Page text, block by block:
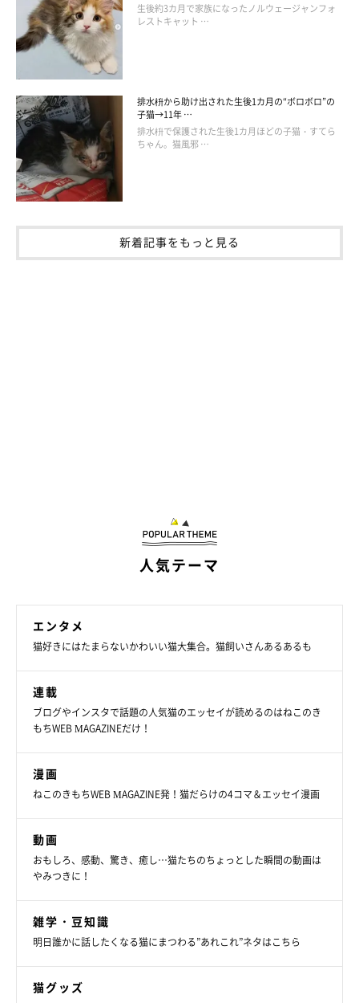
ねこのきもち投稿写真ギャラリー
おじさん座りとは、写真のように後ろ足を開いて人のように座る
本誌を監修した今泉先生によれば、「お腹や股、足などを毛づく
ろいするとき、偶然この姿勢になったのでしょう。前かがみの姿
生後約3カ月で家族になったノルウェージャンフォ
レストキャット …
排水枡から助け出された生後1カ月の“ボロボロ”の
子猫→11年 …
排水枡で保護された生後1カ月ほどの子猫・すてら
ちゃん。猫風邪 …
新着記事をもっと見る
人気テーマ
エンタメ
猫好きにはたまらないかわいい猫大集合。猫飼いさんあるあるも
連載
ブログやインスタで話題の人気猫のエッセイが読めるのはねこのき
もちWEB MAGAZINEだけ！
漫画
ねこのきもちWEB MAGAZINE発！猫だらけの4コマ＆エッセイ漫画
動画
おもしろ、感動、驚き、癒し…猫たちのちょっとした瞬間の動画は
やみつきに！
雑学・豆知識
明日誰かに話したくなる猫にまつわる”あれこれ”ネタはこちら
猫グッズ